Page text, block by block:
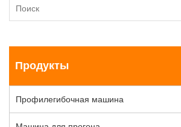
Продукты
Профилегибочная машина